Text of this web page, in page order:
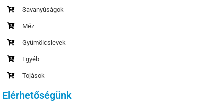
Savanyúságok
Méz
Gyümölcslevek
Egyéb
Tojások
Elérhetőségünk